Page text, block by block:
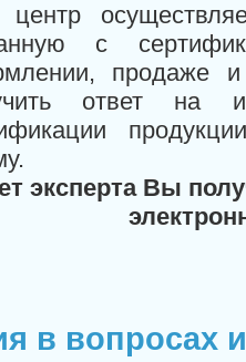
с
продаже и
ответ на
эксперта Вы
в вопросах